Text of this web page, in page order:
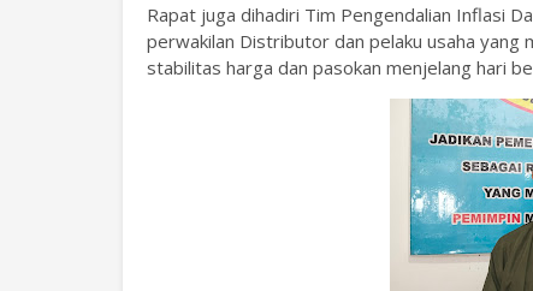
Rapat juga dihadiri Tim Pengendalian Inflasi
perwakilan Distributor dan pelaku usaha
stabilitas harga dan pasokan menjelang hari